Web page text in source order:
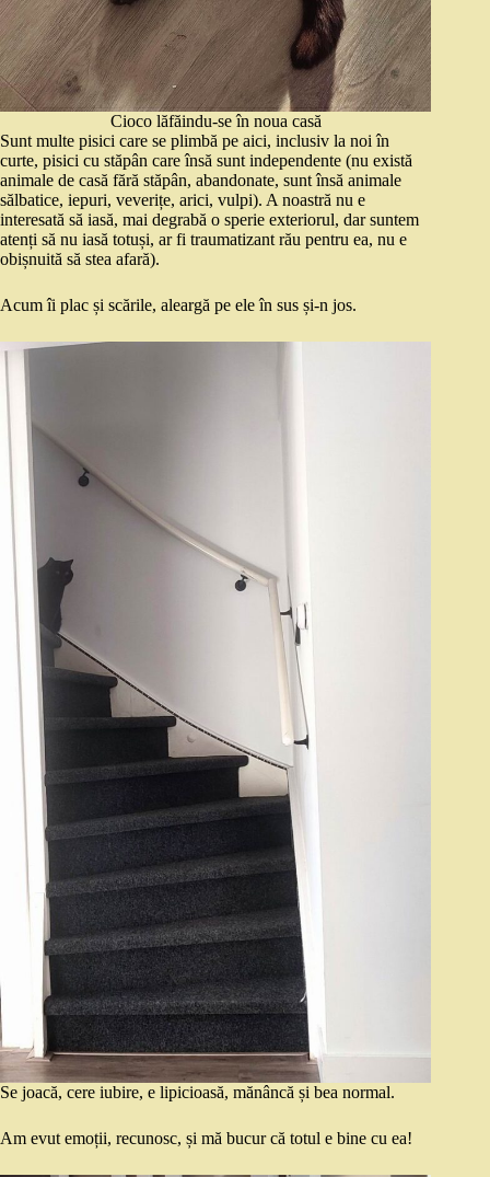
Cioco lăfăindu-se în noua casă
Sunt multe pisici care se plimbă pe aici, inclusiv la noi în
curte, pisici cu stăpân care însă sunt independente (nu există
animale de casă fără stăpân, abandonate, sunt însă animale
sălbatice, iepuri, veverițe, arici, vulpi). A noastră nu e
interesată să iasă, mai degrabă o sperie exteriorul, dar suntem
atenți să nu iasă totuși, ar fi traumatizant rău pentru ea, nu e
obișnuită să stea afară).
Acum îi plac și scările, aleargă pe ele în sus și-n jos.
Se joacă, cere iubire, e lipicioasă, mănâncă și bea normal.
Am evut emoții, recunosc, și mă bucur că totul e bine cu ea!